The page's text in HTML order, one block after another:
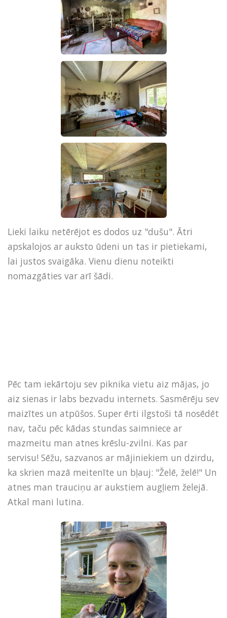
Lieki laiku netērējot es dodos uz "dušu". Ātri
apskalojos ar auksto ūdeni un tas ir pietiekami,
lai justos svaigāka. Vienu dienu noteikti
nomazgāties var arī šādi.
Pēc tam iekārtoju sev piknika vietu aiz mājas, jo
aiz sienas ir labs bezvadu internets. Sasmērēju sev
maizītes un atpūšos. Super ērti ilgstoši tā nosēdēt
nav, taču pēc kādas stundas saimniece ar
mazmeitu man atnes krēslu-zvilni. Kas par
servisu! Sēžu, sazvanos ar mājiniekiem un dzirdu,
ka skrien mazā meitenīte un bļauj: "Želē, želē!" Un
atnes man trauciņu ar aukstiem augļiem želejā.
Atkal mani lutina.